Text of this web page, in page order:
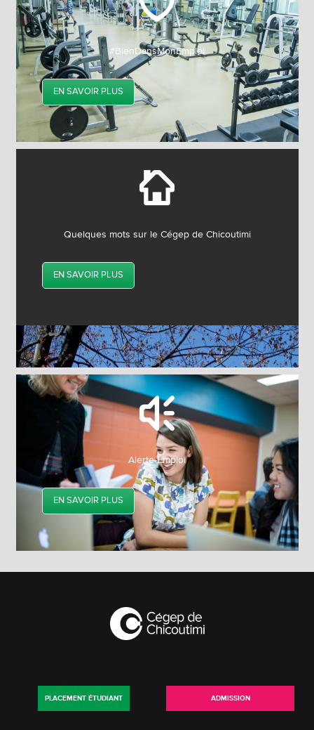
#BienDansMonEmploi
EN SAVOIR PLUS
Quelques mots sur le Cégep de Chicoutimi
EN SAVOIR PLUS
Alerte-Emploi
EN SAVOIR PLUS
PLACEMENT ÉTUDIANT ADMISSION